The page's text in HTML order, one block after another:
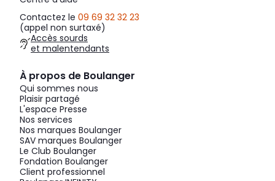
Contactez le 09 69 32 32 23
(appel non surtaxé)
Accès sourds
et malentendants
À propos de Boulanger
Qui sommes nous
Plaisir partagé
L'espace Presse
Nos services
Nos marques Boulanger
SAV marques Boulanger
Le Club Boulanger
Fondation Boulanger
Client professionnel